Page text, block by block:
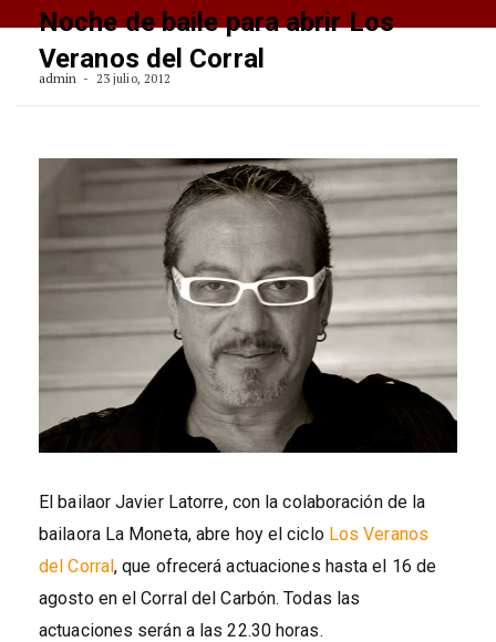
Noche de baile para abrir Los
Veranos del Corral
admin 23 julio, 2012
El bailaor Javier Latorre, con la colaboración de la
bailaora La Moneta, abre hoy el ciclo Los Veranos
del Corral, que ofrecerá actuaciones hasta el 16 de
agosto en el Corral del Carbón. Todas las
actuaciones serán a las 22.30 horas.